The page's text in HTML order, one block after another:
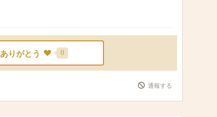
ありがとう 0
通報する